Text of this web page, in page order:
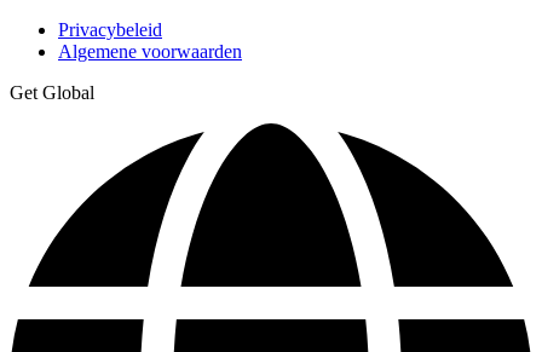
Privacybeleid
Algemene voorwaarden
Get Global